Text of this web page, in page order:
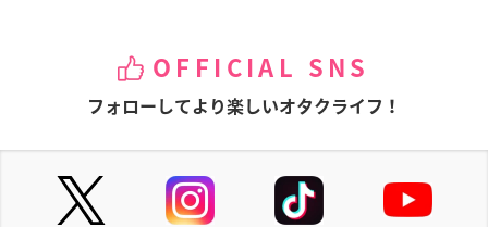
OFFICIAL SNS
フォローしてより楽しいオタクライフ！